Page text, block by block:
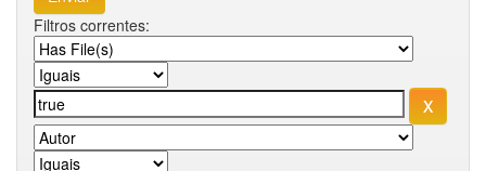
Filtros correntes: